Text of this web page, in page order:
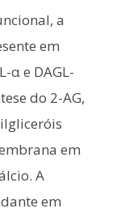
a
em
α e DAGL-
do 2-AG,
em
A
em